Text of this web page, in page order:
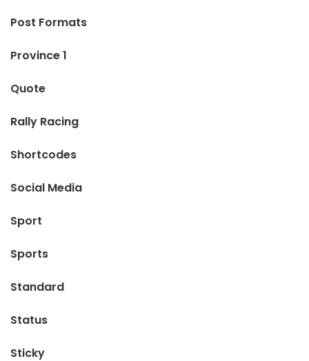
Post Formats
Province 1
Quote
Rally Racing
Shortcodes
Social Media
Sport
Sports
Standard
Status
Sticky